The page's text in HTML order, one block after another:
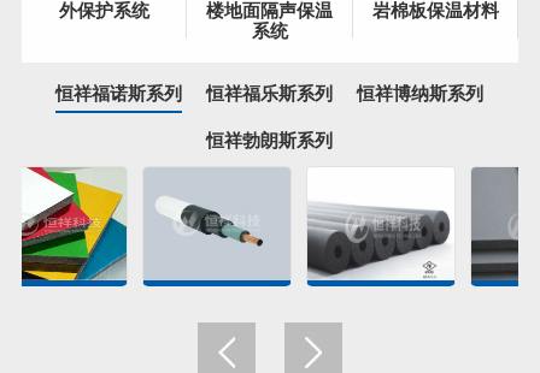
外保护系统
楼地面隔声保温
系统
岩棉板保温材料
恒祥福诺斯系列 恒祥福乐斯系列 恒祥博纳斯系列
恒祥勃朗斯系列